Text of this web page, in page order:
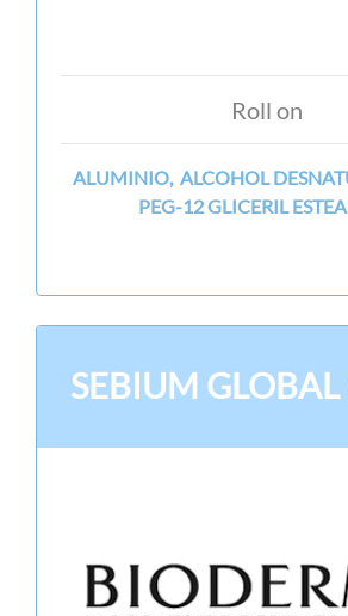
Roll on
ALUMINIO, ALCOHOL
PEG-12 GLICERIL
SEBIUM GLOBAL